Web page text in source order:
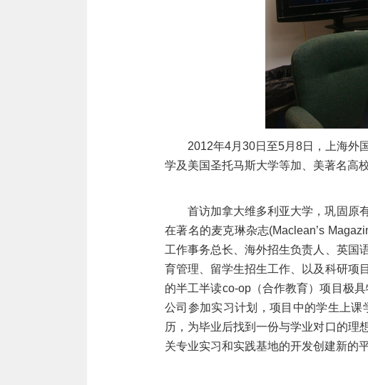
2012年4月30日至5月8日，上海外
学及美国圣托马斯大学等加、美著名高
首访加拿大维多利亚大学，巩固原
在著名的麦克琳杂志(Maclean’s
工作事务总长、海外招生负责人、英国
育管理、留学生招生工作、以及科研项
的半工半读co-op（合作教育）项目极
公司参加实习计划，项目中的学生上
历，为毕业后找到一份与学业对口的理
关专业实习和实践基地的开发创建新的平